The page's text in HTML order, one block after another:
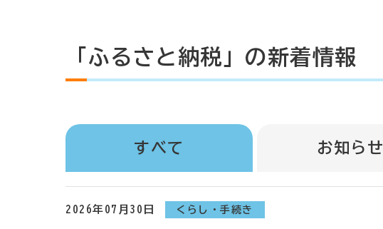
「ふるさと納税」の新着情報
すべて お知らせ
2026年07月30日 くらし・手続き